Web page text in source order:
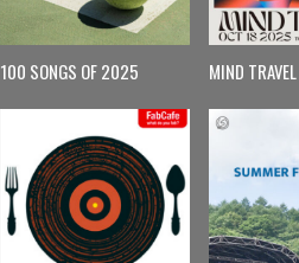
100 SONGS OF 2025 MIND TRAVEL